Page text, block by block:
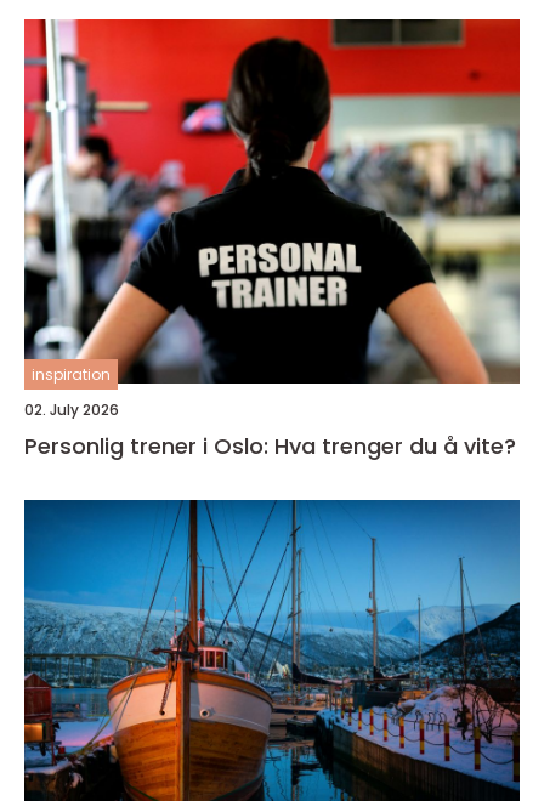
inspiration
02. July 2026
Personlig trener i Oslo: Hva trenger du å vite?